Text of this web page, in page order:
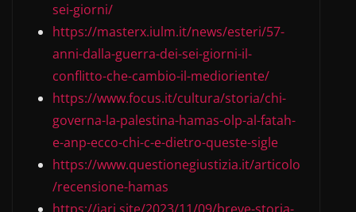
sei-giorni/
https://masterx.iulm.it/news/esteri/57-
anni-dalla-guerra-dei-sei-giorni-il-
conflitto-che-cambio-il-medioriente/
https://www.focus.it/cultura/storia/chi-
governa-la-palestina-hamas-olp-al-fatah-
e-anp-ecco-chi-c-e-dietro-queste-sigle
https://www.questionegiustizia.it/articolo
/recensione-hamas